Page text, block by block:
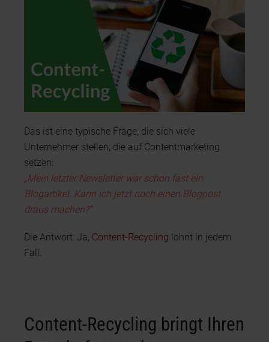
Das ist eine typische Frage, die sich viele
Unternehmer stellen, die auf Contentmarketing
setzen:
„Mein letzter Newsletter war schon fast ein
Blogartikel. Kann ich jetzt noch einen Blogpost
draus machen?“
Die Antwort: Ja, Content-Recycling lohnt in jedem
Fall.
Content-Recycling bringt Ihren